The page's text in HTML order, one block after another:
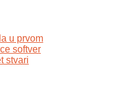
u prvom
softver
stvari